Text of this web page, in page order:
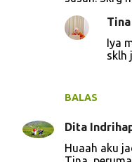
BALAS
Iya
sklh
Dita
Huaah aku